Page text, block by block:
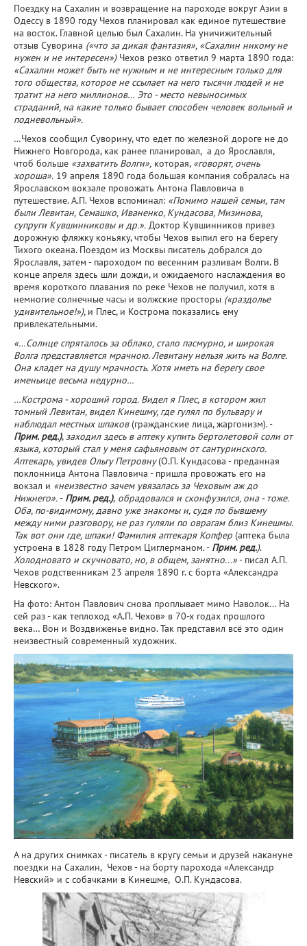
Поездку на Сахалин и возвращение на пароходе вокруг Азии в
Одессу в 1890 году Чехов планировал как единое путешествие
на восток. Главной целью был Сахалин. На уничижительный
отзыв Суворина («что за дикая фантазия», «Сахалин никому не
нужен и не интересен») Чехов резко ответил 9 марта 1890 года:
«Сахалин может быть не нужным и не интересным только для
того общества, которое не ссылает на него тысячи людей и не
тратит на него миллионов… Это - место невыносимых
страданий, на какие только бывает способен человек вольный и
подневольный».
…Чехов сообщил Суворину, что едет по железной дороге не до
Нижнего Новгорода, как ранее планировал, а до Ярославля,
чтоб больше «захватить Волги», которая, «говорят, очень
хороша». 19 апреля 1890 года большая компания собралась на
Ярославском вокзале провожать Антона Павловича в
путешествие. А.П. Чехов вспоминал: «Помимо нашей семьи, там
были Левитан, Семашко, Иваненко, Кундасова, Мизинова,
супруги Кувшинниковы и др.». Доктор Кувшинников привез
дорожную фляжку коньяку, чтобы Чехов выпил его на берегу
Тихого океана. Поездом из Москвы писатель добрался до
Ярославля, затем - пароходом по весенним разливам Волги. В
конце апреля здесь шли дожди, и ожидаемого наслаждения во
время короткого плавания по реке Чехов не получил, хотя в
немногие солнечные часы и волжские просторы («раздолье
удивительное!»), и Плес, и Кострома показались ему
привлекательными.
«…Солнце спряталось за облако, стало пасмурно, и широкая
Волга представляется мрачною. Левитану нельзя жить на Волге.
Она кладет на душу мрачность. Хотя иметь на берегу свое
именьице весьма недурно…
…Кострома - хороший город. Видел я Плес, в котором жил
томный Левитан, видел Кинешму, где гулял по бульвару и
наблюдал местных шпаков(гражданские лица, жаргонизм). -
Прим. ред.),заходил здесь в аптеку купить бертолетовой соли от
языка, который стал у меня сафьяновым от сантуринского.
Аптекарь, увидев Ольгу Петровну(О.П. Кундасова - преданная
поклонница Антона Павловича - пришла провожать его на
вокзал и «неизвестно зачем увязалась за Чеховым аж до
Нижнего».- Прим. ред.), обрадовался и сконфузился, она - тоже.
Оба, по-видимому, давно уже знакомы и, судя по бывшему
между ними разговору, не раз гуляли по оврагам близ Кинешмы.
Так вот они где, шпаки! Фамилия аптекаря Копфер (аптека была
устроена в 1828 году Петром Циглерманом. - Прим. ред.).
Холодновато и скучновато, но, в общем, занятно...»- писал А.П.
Чехов родственникам 23 апреля 1890 г. с борта «Александра
Невского».
На фото: Антон Павлович снова проплывает мимо Наволок... На
сей раз - как теплоход «А.П. Чехов» в 70-х годах прошлого
века… Вон и Воздвиженье видно. Так представил всё это один
неизвестный современный художник.
А на других снимках - писатель в кругу семьи и друзей накануне
поездки на Сахалин, Чехов - на борту парохода «Александр
Невский» и с собачками в Кинешме, О.П. Кундасова.